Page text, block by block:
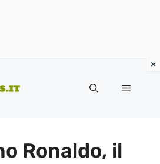
Menu
Ronaldo, il